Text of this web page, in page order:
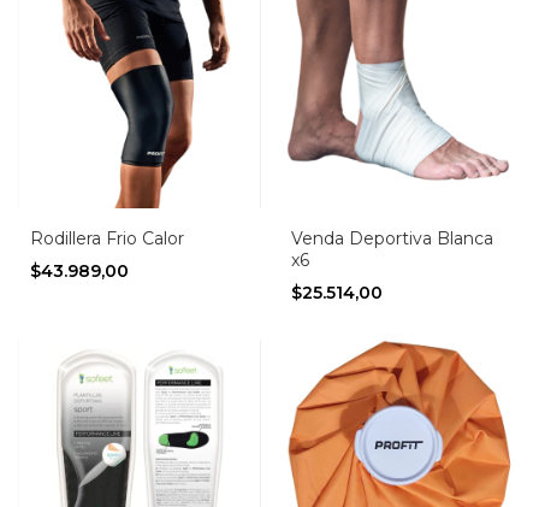
Rodillera Frio Calor
$43.989,00
Venda Deportiva Blanca
x6
$25.514,00